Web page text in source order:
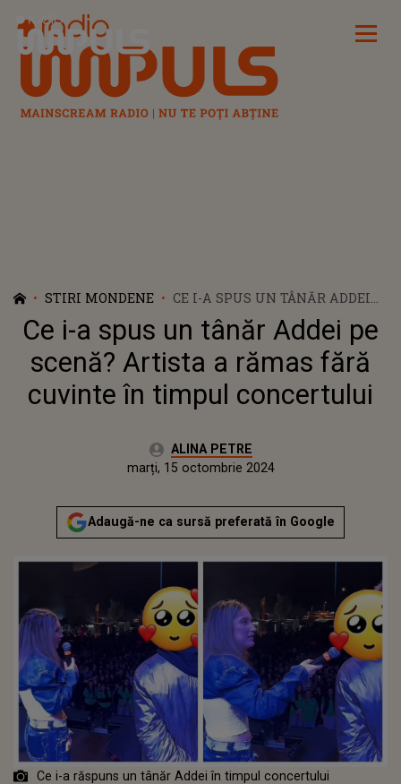
Radio Impuls
STIRI MONDENE
CE I-A SPUS UN TÂNĂR ADDEI
PE SCENĂ? ARTISTA A RĂMAS
FĂRĂ CUVINTE ÎN TIMPUL
CONCERTULUI
Ce i-a spus un tânăr Addei pe
scenă? Artista a rămas fără
cuvinte în timpul concertului
Autor:ALINA PETRE
marți, 15 octombrie 2024Actualizat:
marți, 15 octombrie 2024
Adaugă-ne ca sursă preferată în Google
Ce i-a răspuns un tânăr Addei în timpul concertului